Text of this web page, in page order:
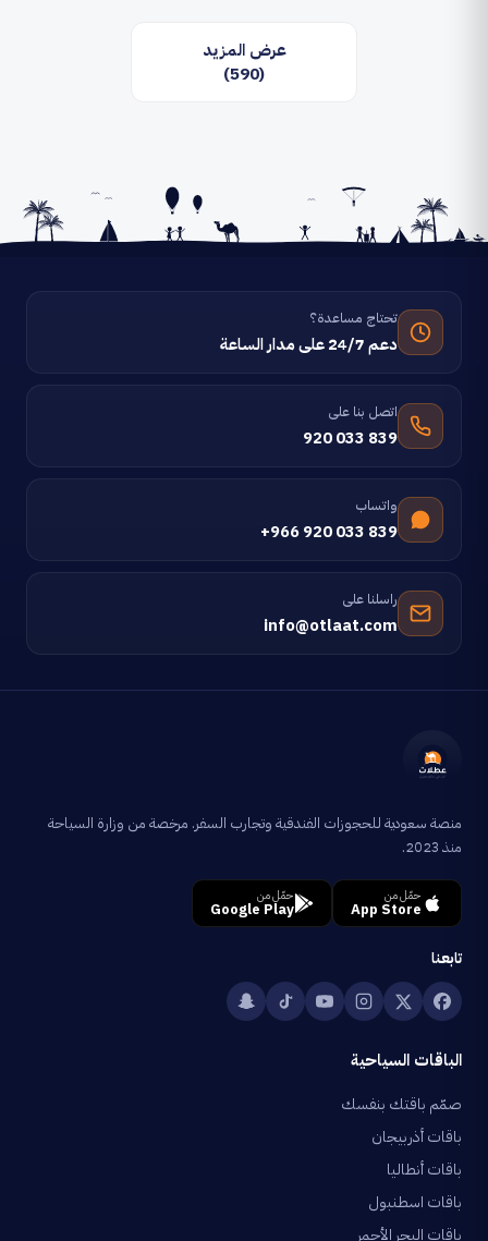
عرض المزيد
(590)
تحتاج مساعدة؟
دعم 24/7 على مدار الساعة
اتصل بنا على
920 033 839
واتساب
+966 920 033 839
راسلنا على
info@otlaat.com
منصة سعودية للحجوزات الفندقية وتجارب السفر. مرخصة من وزارة السياحة
منذ 2023.
حمّل من
App Store
حمّل من
Google Play
تابعنا
الباقات السياحية
صمّم باقتك بنفسك
باقات أذربيجان
باقات أنطاليا
باقات اسطنبول
باقات البحر الأحمر